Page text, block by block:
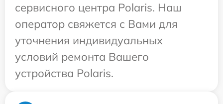
сервисного центра Polaris. Наш
оператор свяжется с Вами для
уточнения индивидуальных
условий ремонта Вашего
устройства Polaris.